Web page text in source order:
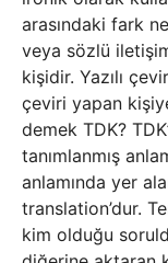
arasındaki fark
veya sözlü
kişidir. Yazılı
çeviri yapan
demek TDK?
tanımlanmış
anlamında yer
translation’dur.
kim olduğu